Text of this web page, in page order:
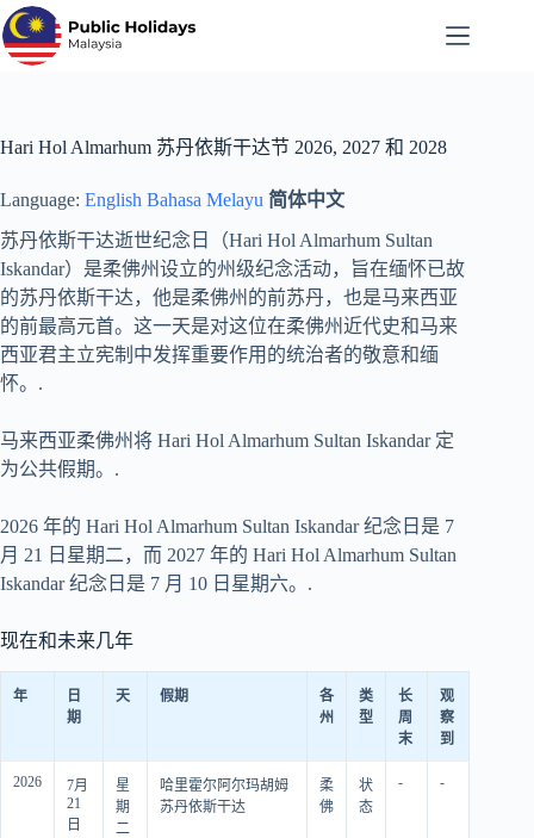
跳
至
Hari Hol Almarhum 苏丹依斯干达节 2026, 2027 和 2028
Language: English Bahasa Melayu 简体中文
苏丹依斯干达逝世纪念日（Hari Hol Almarhum Sultan
Iskandar）是柔佛州设立的州级纪念活动，旨在缅怀已故
的苏丹依斯干达，他是柔佛州的前苏丹，也是马来西亚
的前最高元首。这一天是对这位在柔佛州近代史和马来
西亚君主立宪制中发挥重要作用的统治者的敬意和缅
怀。.
马来西亚柔佛州将 Hari Hol Almarhum Sultan Iskandar 定
为公共假期。.
2026 年的 Hari Hol Almarhum Sultan Iskandar 纪念日是 7
月 21 日星期二，而 2027 年的 Hari Hol Almarhum Sultan
Iskandar 纪念日是 7 月 10 日星期六。.
现在和未来几年
年
日
期
天 假期
各
州
类
型
长
周
末
观
察
到
2026
7月
21
日
星
期
二
哈里霍尔阿尔玛胡姆
苏丹依斯干达
柔
佛
状
态
- -